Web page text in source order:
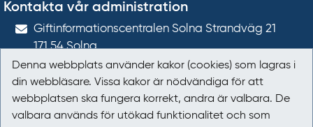
Denna webbplats använder kakor (cookies) som lagras i
din webbläsare. Vissa kakor är nödvändiga för att
webbplatsen ska fungera korrekt, andra är valbara. De
valbara används för utökad funktionalitet och som
Kontakta vår administration
Gift­informations­centralen Solna Strandväg 21
171 54 Solna
giftinformation@gic.se
Följ oss